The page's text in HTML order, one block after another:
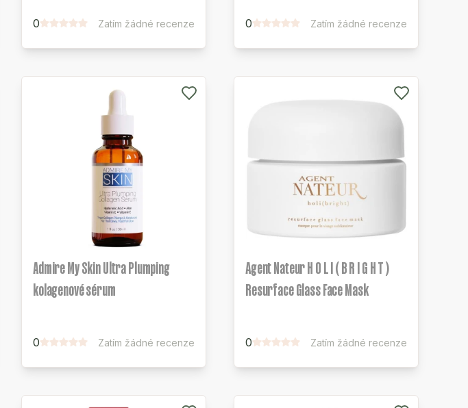
0 Zatím žádné recenze 0 Zatím žádné recenze
Admire My Skin Ultra Plumping
kolagenové sérum
0 Zatím žádné recenze
Agent Nateur H O L I ( B R I G H T )
Resurface Glass Face Mask
0 Zatím žádné recenze